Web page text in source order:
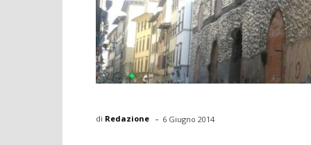
di Redazione - 6 Giugno 2014